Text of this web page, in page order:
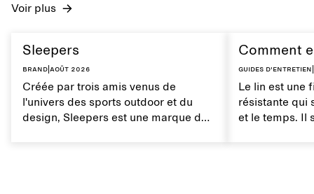
Voir plus
Sleepers
Brand août 2026
Créée par trois amis venus de
l'univers des sports outdoor et du
design, Sleepers est une marque de
Comment
Guides d'entretien
Le lin est une
résistante qui
et le temps. Il